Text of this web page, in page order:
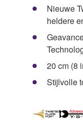
Nieuwe
heldere
20 cm (8
Stijlvolle